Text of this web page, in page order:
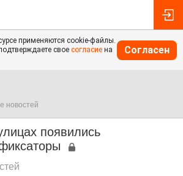
применяются cookie-файлы.
свое согласие на
Согласен
новостей
появились